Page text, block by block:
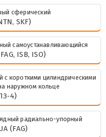
сферический
SKF)
самоустанавливающийся
ISB, ISO)
короткими цилиндрическими
наружном кольце
4)
радиально-упорный
(FAG)